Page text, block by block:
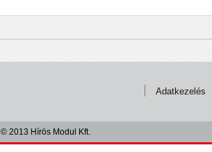
Adatkezelés
© 2013 Hírös Modul Kft.